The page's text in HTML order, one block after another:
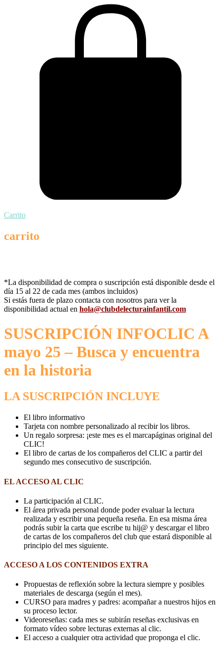
Carrito
carrito
*La disponibilidad de compra o suscripción está disponible desde el
día 15 al 22 de cada mes (ambos incluidos)
Si estás fuera de plazo contacta con nosotros para ver la
disponibilidad actual en hola@clubdelecturainfantil.com
SUSCRIPCIÓN INFOCLIC A
mayo 25 – Busca y encuentra
en la historia
LA SUSCRIPCIÓN INCLUYE
El libro informativo
Tarjeta con nombre personalizado al recibir los libros.
Un regalo sorpresa: ¡este mes es el marcapáginas original del
CLIC!
El libro de cartas de los compañeros del CLIC a partir del
segundo mes consecutivo de suscripción.
EL ACCESO AL CLIC
La participación al CLIC.
El área privada personal donde poder evaluar la lectura
realizada y escribir una pequeña reseña. En esa misma área
podrás subir la carta que escribe tu hij@ y descargar el libro
de cartas de los compañeros del club que estará disponible al
principio del mes siguiente.
ACCESO A LOS CONTENIDOS EXTRA
Propuestas de reflexión sobre la lectura siempre y posibles
materiales de descarga (según el mes).
CURSO para madres y padres: acompañar a nuestros hijos en
su proceso lector.
Videoreseñas: cada mes se subirán reseñas exclusivas en
formato vídeo sobre lecturas externas al clic.
El acceso a cualquier otra actividad que proponga el clic.